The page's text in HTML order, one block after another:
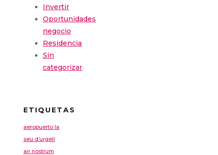
Invertir
Oportunidades
negocio
Residencia
Sin
categorizar
ETIQUETAS
aeropuerto la
seu d’urgell
air nostrum